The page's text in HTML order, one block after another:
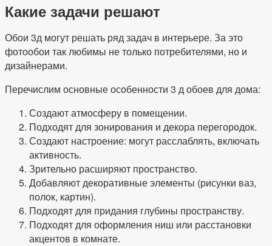
Какие задачи решают
Обои 3д могут решать ряд задач в интерьере. За это
фотообои так любимы не только потребителями, но и
дизайнерами.
Перечислим основные особенности 3 д обоев для дома:
Создают атмосферу в помещении.
Подходят для зонирования и декора перегородок.
Создают настроение: могут расслаблять, включать
активность.
Зрительно расширяют пространство.
Добавляют декоративные элементы (рисунки ваз,
полок, картин).
Подходят для придания глубины пространству.
Подходят для оформления ниш или расстановки
акцентов в комнате.